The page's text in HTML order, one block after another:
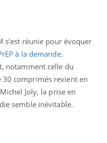
s’est réunie pour évoquer
à la demande.
notamment celle du
comprimés revient en
Joly, la prise en
semble inévitable.